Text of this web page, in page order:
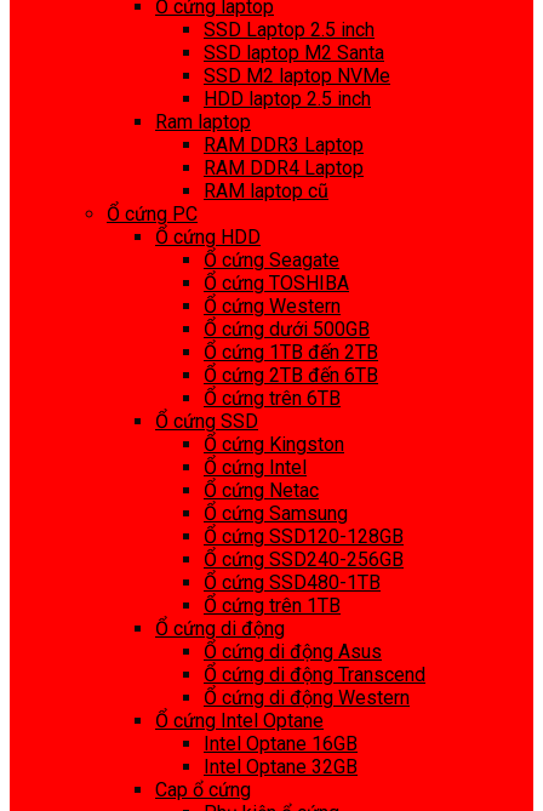
Ổ cứng laptop
SSD Laptop 2.5 inch
SSD laptop M2 Santa
SSD M2 laptop NVMe
HDD laptop 2.5 inch
Ram laptop
RAM DDR3 Laptop
RAM DDR4 Laptop
RAM laptop cũ
Ổ cứng PC
Ổ cứng HDD
Ổ cứng Seagate
Ổ cứng TOSHIBA
Ổ cứng Western
Ổ cứng dưới 500GB
Ổ cứng 1TB đến 2TB
Ổ cứng 2TB đến 6TB
Ổ cứng trên 6TB
Ổ cứng SSD
Ổ cứng Kingston
Ổ cứng Intel
Ổ cứng Netac
Ổ cứng Samsung
Ổ cứng SSD120-128GB
Ổ cứng SSD240-256GB
Ổ cứng SSD480-1TB
Ổ cứng trên 1TB
Ổ cứng di động
Ổ cứng di động Asus
Ổ cứng di động Transcend
Ổ cứng di động Western
Ổ cứng Intel Optane
Intel Optane 16GB
Intel Optane 32GB
Cap ổ cứng